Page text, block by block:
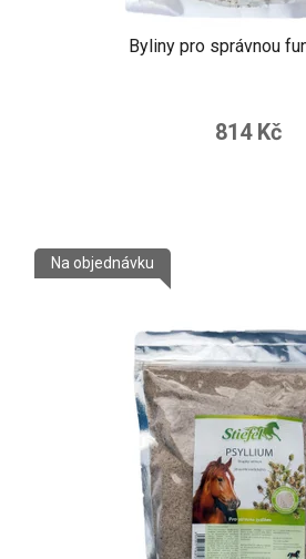
Byliny pro správnou
814 Kč
Na objednávku